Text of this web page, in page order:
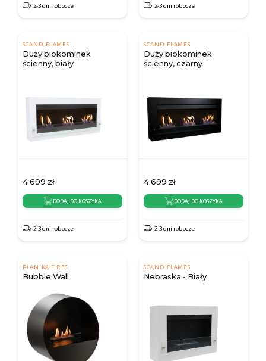
2-3 dni robocze 2-3 dni robocze
SCANDIFLAMES
Duży biokominek
ścienny, biały
4 699 zł
DODAJ DO KOSZYKA
2-3 dni robocze
SCANDIFLAMES
Duży biokominek
ścienny, czarny
4 699 zł
DODAJ DO KOSZYKA
2-3 dni robocze
PLANIKA FIRES
Bubble Wall
SCANDIFLAMES
Nebraska - Biały